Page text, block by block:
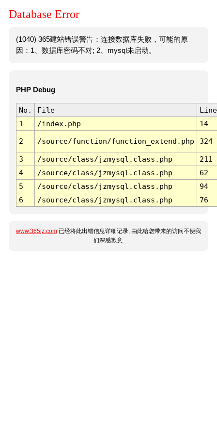
Database Error
(1040) 365建站错误警告：连接数据库失败，可能的原
因：1、数据库密码不对; 2、mysql未启动。
PHP Debug
No. File
Line
1
/index.php 14
2 /source/function/function_extend.php 324
3 /source/class/jzmysql.class.php
211
4
/source/class/jzmysql.class.php
62
5
/source/class/jzmysql.class.php
94
6
/source/class/jzmysql.class.php 76
www.365jz.com 已经将此出错信息详细记录, 由此给您带来的访问不便我
们深感歉意.